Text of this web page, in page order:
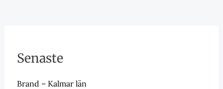
Senaste
Brand – Kalmar län